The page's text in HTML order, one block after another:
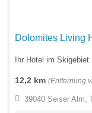
Dolomites Living
Ihr Hotel im Skigebiet
12,2 km (Entfernung
39040 Seiser Alm,